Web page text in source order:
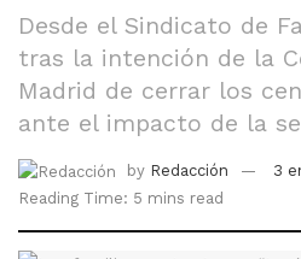
Desde el Sindicato de
tras la intención de la
Madrid de cerrar los
ante el impacto de la
by Redacción
3
Reading Time: 5 mins read